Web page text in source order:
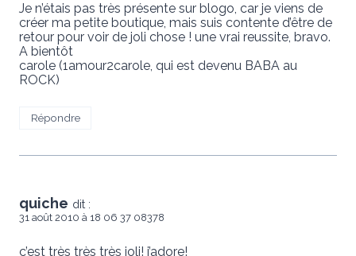
Je n’étais pas très présente sur blogo, car je viens de
créer ma petite boutique, mais suis contente d’être de
retour pour voir de joli chose ! une vrai reussite, bravo.
A bientôt
carole (1amour2carole, qui est devenu BABA au
ROCK)
Répondre
quiche dit :
31 août 2010 à 18 06 37 08378
c’est très très très joli! j’adore!